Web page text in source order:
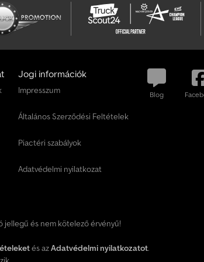
e
d
i
o
z
Jogi információk
Impresszum
Általános Szerződési Feltételek
Piactéri szabályok
Adatvédelmi nyilatkozat
Blog
jellegű és nem kötelező érvényű!
és azAdatvédelmi nyilatkozatot.